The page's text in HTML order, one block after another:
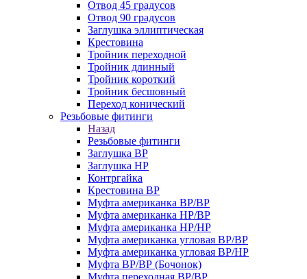
Отвод 45 градусов
Отвод 90 градусов
Заглушка эллиптическая
Крестовина
Тройник переходной
Тройник длинный
Тройник короткий
Тройник бесшовный
Переход конический
Резьбовые фитинги
Назад
Резьбовые фитинги
Заглушка ВР
Заглушка НР
Контргайка
Крестовина ВР
Муфта американка ВР/ВР
Муфта американка НР/ВР
Муфта американка НР/НР
Муфта американка угловая ВР/ВР
Муфта американка угловая ВР/НР
Муфта ВР/ВР (Бочонок)
Муфта переходная ВР/ВР